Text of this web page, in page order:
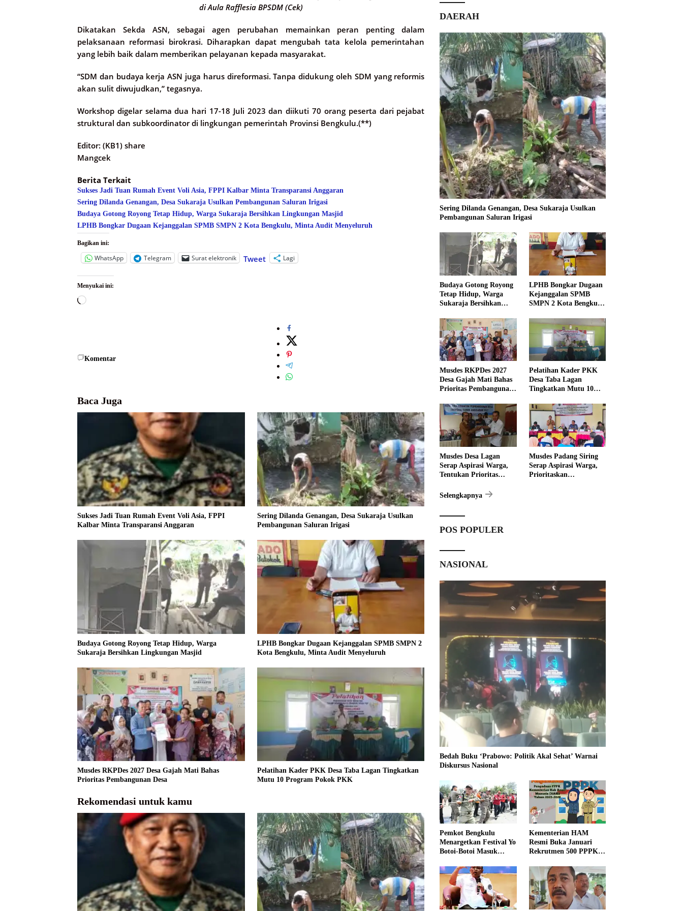
di Aula Rafflesia BPSDM (Cek)
Dikatakan Sekda ASN, sebagai agen perubahan memainkan peran penting dalam
pelaksanaan reformasi birokrasi. Diharapkan dapat mengubah tata kelola pemerintahan
yang lebih baik dalam memberikan pelayanan kepada masyarakat.
“SDM dan budaya kerja ASN juga harus direformasi. Tanpa didukung oleh SDM yang reformis
akan sulit diwujudkan,” tegasnya.
Workshop digelar selama dua hari 17-18 Juli 2023 dan diikuti 70 orang peserta dari pejabat
struktural dan subkoordinator di lingkungan pemerintah Provinsi Bengkulu.(**)
Editor: (KB1) share
Mangcek
Berita Terkait
Sukses Jadi Tuan Rumah Event Voli Asia, FPPI Kalbar Minta Transparansi Anggaran
Sering Dilanda Genangan, Desa Sukaraja Usulkan Pembangunan Saluran Irigasi
Budaya Gotong Royong Tetap Hidup, Warga Sukaraja Bersihkan Lingkungan Masjid
LPHB Bongkar Dugaan Kejanggalan SPMB SMPN 2 Kota Bengkulu, Minta Audit Menyeluruh
Bagikan ini:
WhatsApp Telegram Surat elektronik Tweet Lagi
Menyukai ini:
Memuat...
Komentar
Baca Juga
Sukses Jadi Tuan Rumah Event Voli Asia, FPPI
Kalbar Minta Transparansi Anggaran
Sering Dilanda Genangan, Desa Sukaraja Usulkan
Pembangunan Saluran Irigasi
Budaya Gotong Royong Tetap Hidup, Warga
Sukaraja Bersihkan Lingkungan Masjid
LPHB Bongkar Dugaan Kejanggalan SPMB SMPN 2
Kota Bengkulu, Minta Audit Menyeluruh
Musdes RKPDes 2027 Desa Gajah Mati Bahas
Prioritas Pembangunan Desa
Pelatihan Kader PKK Desa Taba Lagan Tingkatkan
Mutu 10 Program Pokok PKK
Rekomendasi untuk kamu
DAERAH
Sering Dilanda Genangan, Desa Sukaraja Usulkan
Pembangunan Saluran Irigasi
Budaya Gotong Royong
Tetap Hidup, Warga
Sukaraja Bersihkan
LPHB Bongkar Dugaan
Kejanggalan SPMB
SMPN 2 Kota Bengkulu,
Menyeluruh
Musdes RKPDes 2027
Desa Gajah Mati Bahas
Prioritas Pembangunan
Pelatihan Kader PKK
Desa Taba Lagan
Tingkatkan Mutu 10
Musdes Desa Lagan
Serap Aspirasi Warga,
Tentukan Prioritas
Musdes Padang Siring
Serap Aspirasi Warga,
Prioritaskan
Selengkapnya
POS POPULER
NASIONAL
Bedah Buku ‘Prabowo: Politik Akal Sehat’ Warnai
Diskursus Nasional
Pemkot Bengkulu
Menargetkan Festival Yo
Botoi-Botoi Masuk
Nasional
Kementerian HAM
Resmi Buka Januari
Rekrutmen 500 PPPK,